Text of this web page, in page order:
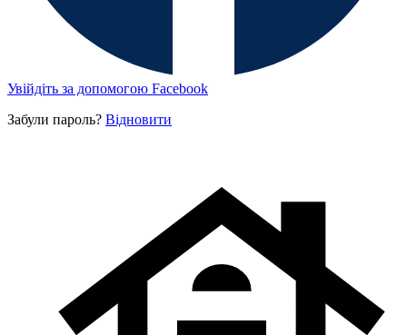
Увійдіть за допомогою Facebook
Забули пароль? Відновити